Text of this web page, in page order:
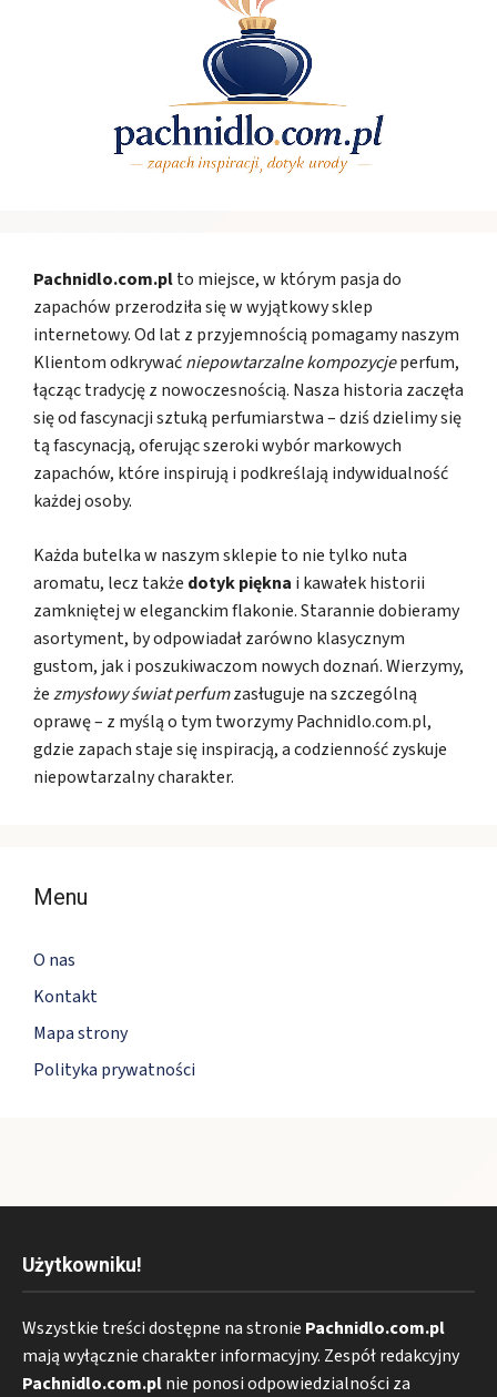
Pachnidlo.com.plto miejsce, w którym pasja do
zapachów przerodziła się w wyjątkowy sklep
internetowy. Od lat z przyjemnością pomagamy naszym
Klientom odkrywaćniepowtarzalne kompozycjeperfum,
łącząc tradycję z nowoczesnością. Nasza historia zaczęła
się od fascynacji sztuką perfumiarstwa – dziś dzielimy się
tą fascynacją, oferując szeroki wybór markowych
zapachów, które inspirują i podkreślają indywidualność
każdej osoby.
Każda butelka w naszym sklepie to nie tylko nuta
aromatu, lecz także dotyk piękna i kawałek historii
zamkniętej w eleganckim flakonie. Starannie dobieramy
asortyment, by odpowiadał zarówno klasycznym
gustom, jak i poszukiwaczom nowych doznań. Wierzymy,
żezmysłowy świat perfumzasługuje na szczególną
oprawę – z myślą o tym tworzymy Pachnidlo.com.pl,
gdzie zapach staje się inspiracją, a codzienność zyskuje
niepowtarzalny charakter.
Menu
O nas
Kontakt
Mapa strony
Polityka prywatności
Użytkowniku!
Wszystkie treści dostępne na stronie Pachnidlo.com.pl
mają wyłącznie charakter informacyjny. Zespół redakcyjny
Pachnidlo.com.plnie ponosi odpowiedzialności za